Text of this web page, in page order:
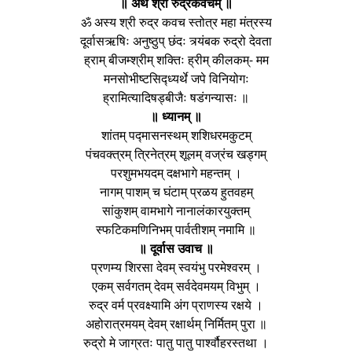
ॐ अस्य श्री रुद्र कवच स्तोत्र महा मंत्रस्य
दूर्वासऋषिः अनुष्ठुप् छंदः त्र्यंबक रुद्रो देवता
ह्राम् बीजम्श्रीम् शक्तिः ह्रीम् कीलकम्- मम
मनसोभीष्टसिद्ध्यर्थे जपे विनियोगः
ह्रामित्यादिषड्बीजैः षडंगन्यासः ॥
॥ ध्यानम् ॥
शांतम् पद्मासनस्थम् शशिधरमकुटम्
पंचवक्त्रम् त्रिनेत्रम् शूलम् वज्रंच खड्गम्
परशुमभयदम् दक्षभागे महन्तम् ।
नागम् पाशम् च घंटाम् प्रळय हुतवहम्
सांकुशम् वामभागे नानालंकारयुक्तम्
स्फटिकमणिनिभम् पार्वतीशम् नमामि ॥
॥ दूर्वास उवाच ॥
प्रणम्य शिरसा देवम् स्वयंभु परमेश्वरम् ।
एकम् सर्वगतम् देवम् सर्वदेवमयम् विभुम् ।
रुद्र वर्म प्रवक्ष्यामि अंग प्राणस्य रक्षये ।
अहोरात्रमयम् देवम् रक्षार्थम् निर्मितम् पुरा ॥
रुद्रो मे जाग्रतः पातु पातु पार्श्वौहरस्तथा ।